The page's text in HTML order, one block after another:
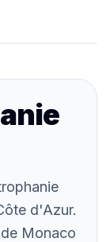
d'Azur.
Monaco